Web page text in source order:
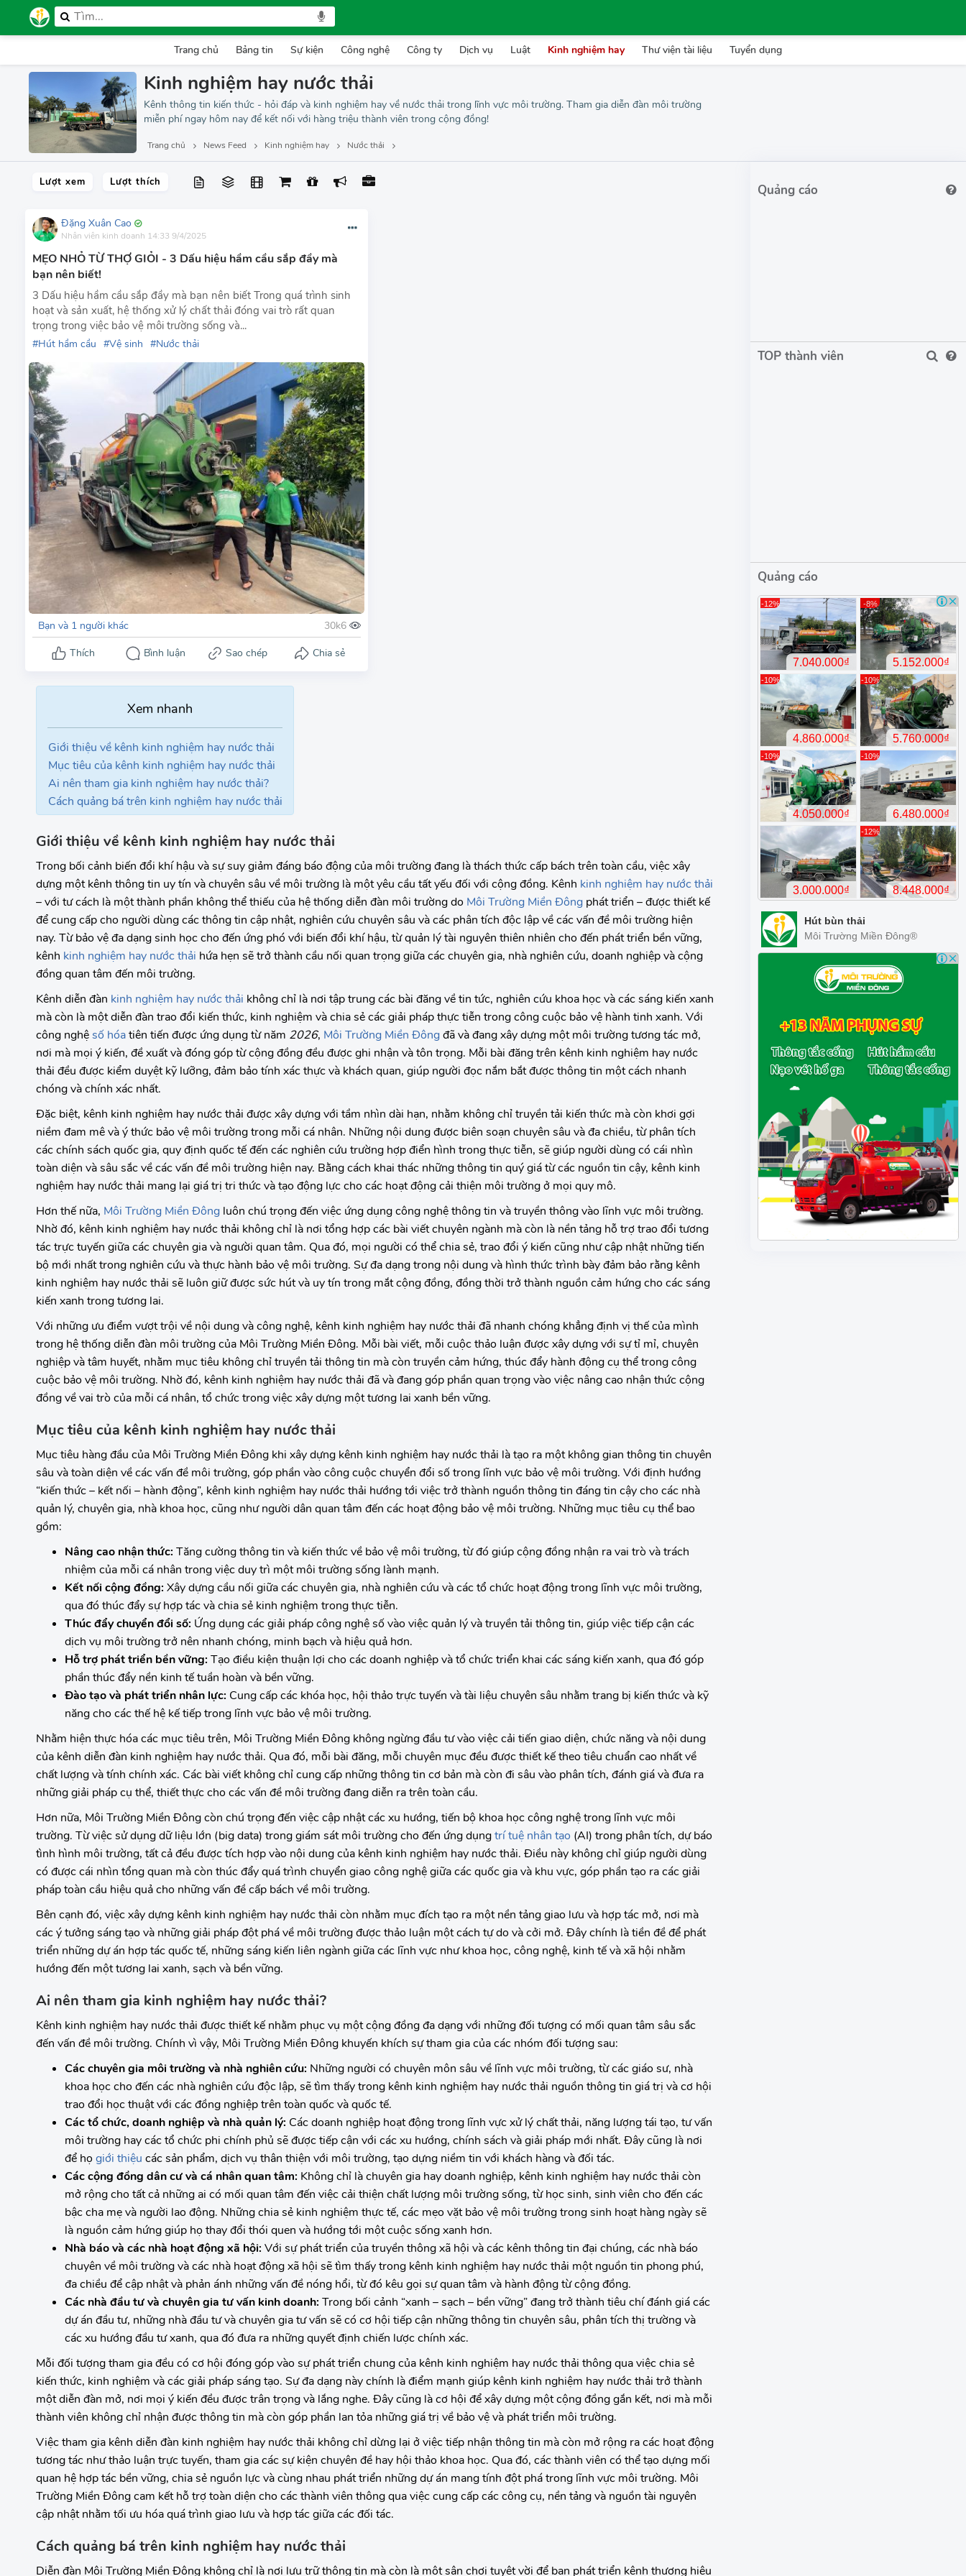
Trang chủ Bảng tin Sự kiện Công nghệ Công ty Dịch vụ Luật Kinh nghiệm hay Thư viện tài liệu Tuyển dụng
Kinh nghiệm hay nước thải
Kênh thông tin kiến thức - hỏi đáp và kinh nghiệm hay về nước thải trong lĩnh vực môi trường. Tham gia diễn đàn môi trường
miễn phí ngay hôm nay để kết nối với hàng triệu thành viên trong cộng đồng!
Trang chủ News Feed Kinh nghiệm hay Nước thải
Lượt xem Lượt thích
Đặng Xuân Cao
Nhân viên kinh doanh 14:33 9/4/2025
MẸO NHỎ TỪ THỢ GIỎI - 3 Dấu hiệu hầm cầu sắp đầy mà
bạn nên biết!
3 Dấu hiệu hầm cầu sắp đầy mà bạn nên biết Trong quá trình sinh
hoạt và sản xuất, hệ thống xử lý chất thải đóng vai trò rất quan
trọng trong việc bảo vệ môi trường sống và...
Hút hầm cầu Vệ sinh Nước thải
Bạn và 1 người khác
Giới thiệu về kênh kinh nghiệm hay nước thải
Mục tiêu của kênh kinh nghiệm hay nước thải
Ai nên tham gia kinh nghiệm hay nước thải?
Cách quảng bá trên kinh nghiệm hay nước thải
Giới thiệu về kênh kinh nghiệm hay nước thải
Trong bối cảnh biến đổi khí hậu và sự suy giảm đáng báo động của môi trường đang là thách thức cấp bách trên toàn cầu, việc xây
dựng một kênh thông tin uy tín và chuyên sâu về môi trường là một yêu cầu tất yếu đối với cộng đồng. Kênh kinh nghiệm hay nước thải
– với tư cách là một thành phần không thể thiếu của hệ thống diễn đàn môi trường do Môi Trường Miền Đông phát triển – được thiết kế
để cung cấp cho người dùng các thông tin cập nhật, nghiên cứu chuyên sâu và các phân tích độc lập về các vấn đề môi trường hiện
nay. Từ bảo vệ đa dạng sinh học cho đến ứng phó với biến đổi khí hậu, từ quản lý tài nguyên thiên nhiên cho đến phát triển bền vững,
kênh kinh nghiệm hay nước thải hứa hẹn sẽ trở thành cầu nối quan trọng giữa các chuyên gia, nhà nghiên cứu, doanh nghiệp và cộng
đồng quan tâm đến môi trường.
Kênh diễn đàn kinh nghiệm hay nước thải không chỉ là nơi tập trung các bài đăng về tin tức, nghiên cứu khoa học và các sáng kiến xanh
mà còn là một diễn đàn trao đổi kiến thức, kinh nghiệm và chia sẻ các giải pháp thực tiễn trong công cuộc bảo vệ hành tinh xanh. Với
công nghệsố hóatiên tiến được ứng dụng từ năm 2026, Môi Trường Miền Đôngđã và đang xây dựng một môi trường tương tác mở,
nơi mà mọi ý kiến, đề xuất và đóng góp từ cộng đồng đều được ghi nhận và tôn trọng. Mỗi bài đăng trên kênh kinh nghiệm hay nước
thải đều được kiểm duyệt kỹ lưỡng, đảm bảo tính xác thực và khách quan, giúp người đọc nắm bắt được thông tin một cách nhanh
chóng và chính xác nhất.
Đặc biệt, kênh kinh nghiệm hay nước thải được xây dựng với tầm nhìn dài hạn, nhằm không chỉ truyền tải kiến thức mà còn khơi gợi
niềm đam mê và ý thức bảo vệ môi trường trong mỗi cá nhân. Những nội dung được biên soạn chuyên sâu và đa chiều, từ phân tích
các chính sách quốc gia, quy định quốc tế đến các nghiên cứu trường hợp điển hình trong thực tiễn, sẽ giúp người dùng có cái nhìn
toàn diện và sâu sắc về các vấn đề môi trường hiện nay. Bằng cách khai thác những thông tin quý giá từ các nguồn tin cậy, kênh kinh
nghiệm hay nước thải mang lại giá trị tri thức và tạo động lực cho các hoạt động cải thiện môi trường ở mọi quy mô.
Hơn thế nữa, Môi Trường Miền Đông luôn chú trọng đến việc ứng dụng công nghệ thông tin và truyền thông vào lĩnh vực môi trường.
Nhờ đó, kênh kinh nghiệm hay nước thải không chỉ là nơi tổng hợp các bài viết chuyên ngành mà còn là nền tảng hỗ trợ trao đổi tương
tác trực tuyến giữa các chuyên gia và người quan tâm. Qua đó, mọi người có thể chia sẻ, trao đổi ý kiến cũng như cập nhật những tiến
bộ mới nhất trong nghiên cứu và thực hành bảo vệ môi trường. Sự đa dạng trong nội dung và hình thức trình bày đảm bảo rằng kênh
kinh nghiệm hay nước thải sẽ luôn giữ được sức hút và uy tín trong mắt cộng đồng, đồng thời trở thành nguồn cảm hứng cho các sáng
kiến xanh trong tương lai.
Với những ưu điểm vượt trội về nội dung và công nghệ, kênh kinh nghiệm hay nước thải đã nhanh chóng khẳng định vị thế của mình
trong hệ thống diễn đàn môi trường của Môi Trường Miền Đông. Mỗi bài viết, mỗi cuộc thảo luận được xây dựng với sự tỉ mỉ, chuyên
nghiệp và tâm huyết, nhằm mục tiêu không chỉ truyền tải thông tin mà còn truyền cảm hứng, thúc đẩy hành động cụ thể trong công
cuộc bảo vệ môi trường. Nhờ đó, kênh kinh nghiệm hay nước thải đã và đang góp phần quan trọng vào việc nâng cao nhận thức cộng
đồng về vai trò của mỗi cá nhân, tổ chức trong việc xây dựng một tương lai xanh bền vững.
Mục tiêu của kênh kinh nghiệm hay nước thải
Mục tiêu hàng đầu của Môi Trường Miền Đông khi xây dựng kênh kinh nghiệm hay nước thải là tạo ra một không gian thông tin chuyên
sâu và toàn diện về các vấn đề môi trường, góp phần vào công cuộc chuyển đổi số trong lĩnh vực bảo vệ môi trường. Với định hướng
“kiến thức – kết nối – hành động”, kênh kinh nghiệm hay nước thải hướng tới việc trở thành nguồn thông tin đáng tin cậy cho các nhà
quản lý, chuyên gia, nhà khoa học, cũng như người dân quan tâm đến các hoạt động bảo vệ môi trường. Những mục tiêu cụ thể bao
gồm:
Nâng cao nhận thức: Tăng cường thông tin và kiến thức về bảo vệ môi trường, từ đó giúp cộng đồng nhận ra vai trò và trách
nhiệm của mỗi cá nhân trong việc duy trì một môi trường sống lành mạnh.
Kết nối cộng đồng: Xây dựng cầu nối giữa các chuyên gia, nhà nghiên cứu và các tổ chức hoạt động trong lĩnh vực môi trường,
qua đó thúc đẩy sự hợp tác và chia sẻ kinh nghiệm trong thực tiễn.
Thúc đẩy chuyển đổi số: Ứng dụng các giải pháp công nghệ số vào việc quản lý và truyền tải thông tin, giúp việc tiếp cận các
dịch vụ môi trường trở nên nhanh chóng, minh bạch và hiệu quả hơn.
Hỗ trợ phát triển bền vững: Tạo điều kiện thuận lợi cho các doanh nghiệp và tổ chức triển khai các sáng kiến xanh, qua đó góp
phần thúc đẩy nền kinh tế tuần hoàn và bền vững.
Đào tạo và phát triển nhân lực: Cung cấp các khóa học, hội thảo trực tuyến và tài liệu chuyên sâu nhằm trang bị kiến thức và kỹ
năng cho các thế hệ kế tiếp trong lĩnh vực bảo vệ môi trường.
Nhằm hiện thực hóa các mục tiêu trên, Môi Trường Miền Đông không ngừng đầu tư vào việc cải tiến giao diện, chức năng và nội dung
của kênh diễn đàn kinh nghiệm hay nước thải. Qua đó, mỗi bài đăng, mỗi chuyên mục đều được thiết kế theo tiêu chuẩn cao nhất về
chất lượng và tính chính xác. Các bài viết không chỉ cung cấp những thông tin cơ bản mà còn đi sâu vào phân tích, đánh giá và đưa ra
những giải pháp cụ thể, thiết thực cho các vấn đề môi trường đang diễn ra trên toàn cầu.
Hơn nữa, Môi Trường Miền Đông còn chú trọng đến việc cập nhật các xu hướng, tiến bộ khoa học công nghệ trong lĩnh vực môi
trường. Từ việc sử dụng dữ liệu lớn (big data) trong giám sát môi trường cho đến ứng dụngtrí tuệ nhân tạo (AI) trong phân tích, dự báo
tình hình môi trường, tất cả đều được tích hợp vào nội dung của kênh kinh nghiệm hay nước thải. Điều này không chỉ giúp người dùng
có được cái nhìn tổng quan mà còn thúc đẩy quá trình chuyển giao công nghệ giữa các quốc gia và khu vực, góp phần tạo ra các giải
pháp toàn cầu hiệu quả cho những vấn đề cấp bách về môi trường.
Bên cạnh đó, việc xây dựng kênh kinh nghiệm hay nước thải còn nhằm mục đích tạo ra một nền tảng giao lưu và hợp tác mở, nơi mà
các ý tưởng sáng tạo và những giải pháp đột phá về môi trường được thảo luận một cách tự do và cởi mở. Đây chính là tiền đề để phát
triển những dự án hợp tác quốc tế, những sáng kiến liên ngành giữa các lĩnh vực như khoa học, công nghệ, kinh tế và xã hội nhằm
hướng đến một tương lai xanh, sạch và bền vững.
Ai nên tham gia kinh nghiệm hay nước thải?
Kênh kinh nghiệm hay nước thải được thiết kế nhằm phục vụ một cộng đồng đa dạng với những đối tượng có mối quan tâm sâu sắc
đến vấn đề môi trường. Chính vì vậy, Môi Trường Miền Đông khuyến khích sự tham gia của các nhóm đối tượng sau:
Các chuyên gia môi trường và nhà nghiên cứu: Những người có chuyên môn sâu về lĩnh vực môi trường, từ các giáo sư, nhà
khoa học cho đến các nhà nghiên cứu độc lập, sẽ tìm thấy trong kênh kinh nghiệm hay nước thải nguồn thông tin giá trị và cơ hội
trao đổi học thuật với các đồng nghiệp trên toàn quốc và quốc tế.
Các tổ chức, doanh nghiệp và nhà quản lý: Các doanh nghiệp hoạt động trong lĩnh vực xử lý chất thải, năng lượng tái tạo, tư vấn
môi trường hay các tổ chức phi chính phủ sẽ được tiếp cận với các xu hướng, chính sách và giải pháp mới nhất. Đây cũng là nơi
để họ giới thiệu các sản phẩm, dịch vụ thân thiện với môi trường, tạo dựng niềm tin với khách hàng và đối tác.
Các cộng đồng dân cư và cá nhân quan tâm: Không chỉ là chuyên gia hay doanh nghiệp, kênh kinh nghiệm hay nước thải còn
mở rộng cho tất cả những ai có mối quan tâm đến việc cải thiện chất lượng môi trường sống, từ học sinh, sinh viên cho đến các
bậc cha mẹ và người lao động. Những chia sẻ kinh nghiệm thực tế, các mẹo vặt bảo vệ môi trường trong sinh hoạt hàng ngày sẽ
là nguồn cảm hứng giúp họ thay đổi thói quen và hướng tới một cuộc sống xanh hơn.
Nhà báo và các nhà hoạt động xã hội: Với sự phát triển của truyền thông xã hội và các kênh thông tin đại chúng, các nhà báo
chuyên về môi trường và các nhà hoạt động xã hội sẽ tìm thấy trong kênh kinh nghiệm hay nước thải một nguồn tin phong phú,
đa chiều để cập nhật và phản ánh những vấn đề nóng hổi, từ đó kêu gọi sự quan tâm và hành động từ cộng đồng.
Các nhà đầu tư và chuyên gia tư vấn kinh doanh: Trong bối cảnh “xanh – sạch – bền vững” đang trở thành tiêu chí đánh giá các
dự án đầu tư, những nhà đầu tư và chuyên gia tư vấn sẽ có cơ hội tiếp cận những thông tin chuyên sâu, phân tích thị trường và
các xu hướng đầu tư xanh, qua đó đưa ra những quyết định chiến lược chính xác.
Mỗi đối tượng tham gia đều có cơ hội đóng góp vào sự phát triển chung của kênh kinh nghiệm hay nước thải thông qua việc chia sẻ
kiến thức, kinh nghiệm và các giải pháp sáng tạo. Sự đa dạng này chính là điểm mạnh giúp kênh kinh nghiệm hay nước thải trở thành
một diễn đàn mở, nơi mọi ý kiến đều được trân trọng và lắng nghe. Đây cũng là cơ hội để xây dựng một cộng đồng gắn kết, nơi mà mỗi
thành viên không chỉ nhận được thông tin mà còn góp phần lan tỏa những giá trị về bảo vệ và phát triển môi trường.
Việc tham gia kênh diễn đàn kinh nghiệm hay nước thải không chỉ dừng lại ở việc tiếp nhận thông tin mà còn mở rộng ra các hoạt động
tương tác như thảo luận trực tuyến, tham gia các sự kiện chuyên đề hay hội thảo khoa học. Qua đó, các thành viên có thể tạo dựng mối
quan hệ hợp tác bền vững, chia sẻ nguồn lực và cùng nhau phát triển những dự án mang tính đột phá trong lĩnh vực môi trường. Môi
Trường Miền Đông cam kết hỗ trợ toàn diện cho các thành viên thông qua việc cung cấp các công cụ, nền tảng và nguồn tài nguyên
cập nhật nhằm tối ưu hóa quá trình giao lưu và hợp tác giữa các đối tác.
Cách quảng bá trên kinh nghiệm hay nước thải
Diễn đàn Môi Trường Miền Đông không chỉ là nơi lưu trữ thông tin mà còn là một sân chơi tuyệt vời để bạn phát triển kênh thương hiệu
TOP thành viên
-
-
Hút bùn thải
Môi Trường Miền Đông®